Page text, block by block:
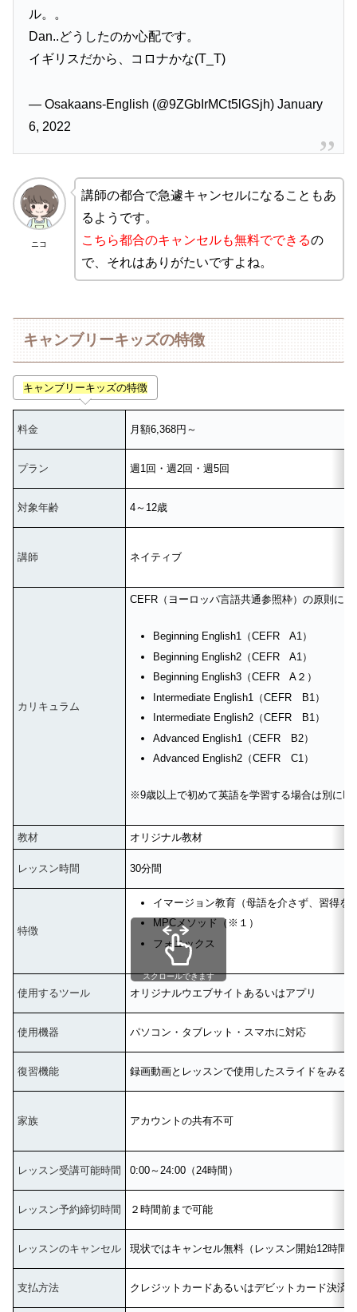
ル。。
Dan..どうしたのか心配です。
イギリスだから、コロナかな(T_T)
— Osakaans-English (@9ZGbIrMCt5lGSjh) January
6, 2022
ニコ
講師の都合で急遽キャンセルになることもあ
るようです。
こちら都合のキャンセルも無料でできるの
で、それはありがたいですよね。
キャンブリーキッズの特徴
キャンブリーキッズの特徴
料金 月額6,368円～
プラン 週1回・週2回・週5回
対象年齢 4～12歳
講師 ネイティブ
カリキュラム
CEFR（ヨーロッパ言語共通参照枠）の原則に
Beginning English1（CEFR A1）
Beginning English2（CEFR A1）
Beginning English3（CEFR A２）
Intermediate English1（CEFR B1）
Intermediate English2（CEFR B1）
Advanced English1（CEFR B2）
Advanced English2（CEFR C1）
※9歳以上で初めて英語を学習する場合は別に
教材 オリジナル教材
レッスン時間 30分間
特徴
イマージョン教育（母語を介さず、習得を
MPCメソッド（※１）
フォニックス
使用するツール オリジナルウエブサイトあるいはアプリ
使用機器 パソコン・タブレット・スマホに対応
復習機能 録画動画とレッスンで使用したスライドをみる
家族 アカウントの共有不可
レッスン受講可能時間 0:00～24:00（24時間）
レッスン予約締切時間 ２時間前まで可能
レッスンのキャンセル 現状ではキャンセル無料（レッスン開始12時間
支払方法 クレジットカードあるいはデビットカード決済
スクロールできます